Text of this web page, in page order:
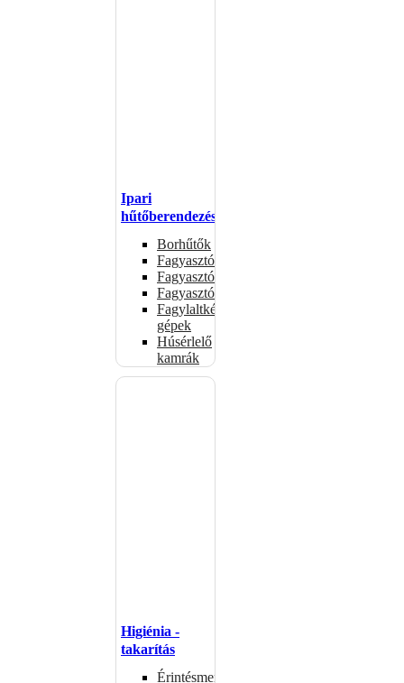
Ipari
hűtőberendezések
Borhűtők
Fagyasztóasztalok
Fagyasztóládák
Fagyasztószekrények
Fagylaltkészítő
gépek
Húsérlelő
kamrák
Higiénia -
takarítás
Érintésmentes